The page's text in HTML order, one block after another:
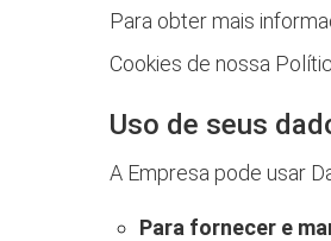
Para obter mais
Cookies de nossa
Uso de seus
A Empresa pode usar
Para fornecer e